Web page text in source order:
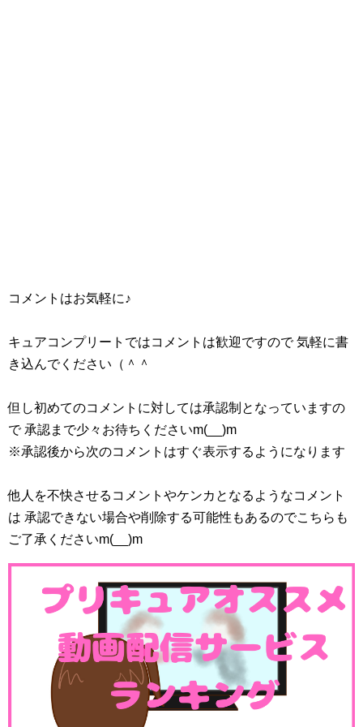
ーレイ・DVDも発売されていますので
プリキュアエンディングムービーコレクション ~みんなで
ダンス! ~
posted withカエレバ
キュアハート TCエンタテインメント 2014-03-12
Amazonで探す
Yahooショッピングで探す
ヤフオク!で探す
コメントはお気軽に♪
キュアコンプリートではコメントは歓迎ですので 気軽に書
き込んでください（＾＾
但し初めてのコメントに対しては承認制となっていますの
で 承認まで少々お待ちくださいm(__)m
※承認後から次のコメントはすぐ表示するようになります
他人を不快させるコメントやケンカとなるようなコメント
は 承認できない場合や削除する可能性もあるのでこちらも
ご了承くださいm(__)m